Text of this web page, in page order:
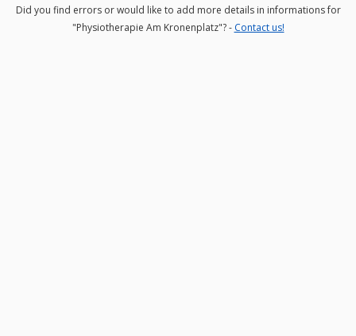
Did you find errors or would like to add more details in informations for
"Physiotherapie Am Kronenplatz"? - Contact us!